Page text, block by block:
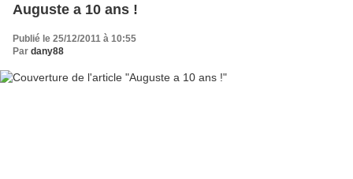
Auguste a 10 ans !
Publié le 25/12/2011 à 10:55
Par dany88